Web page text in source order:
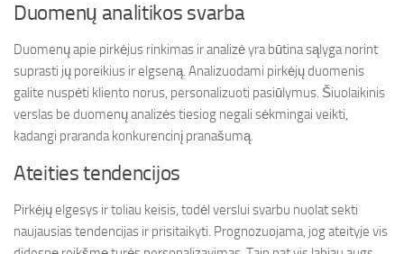
Duomenų analitikos svarba
Duomenų apie pirkėjus rinkimas ir analizė yra būtina sąlyga norint
suprasti jų poreikius ir elgseną. Analizuodami pirkėjų duomenis
galite nuspėti kliento norus, personalizuoti pasiūlymus. Šiuolaikinis
verslas be duomenų analizės tiesiog negali sėkmingai veikti,
kadangi praranda konkurencinį pranašumą.
Ateities tendencijos
Pirkėjų elgesys ir toliau keisis, todėl verslui svarbu nuolat sekti
naujausias tendencijas ir prisitaikyti. Prognozuojama, jog ateityje vis